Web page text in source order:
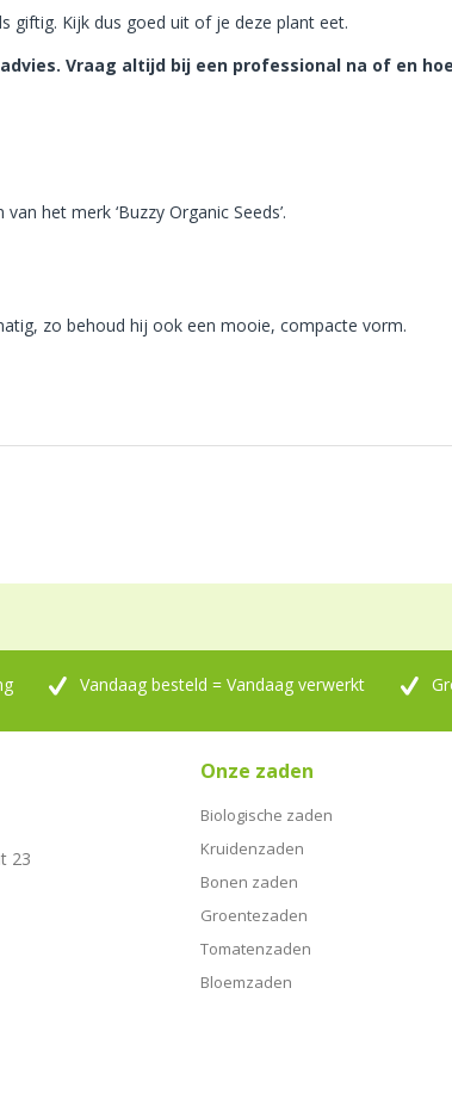
giftig. Kijk dus goed uit of je deze plant eet.
Vraag altijd bij een professional na of en
het merk ‘Buzzy Organic Seeds’.
zo behoud hij ook een mooie, compacte vorm.
Vandaag besteld = Vandaag verwerkt
23
Onze zaden
Biologische zaden
Kruidenzaden
Bonen zaden
Groentezaden
Tomatenzaden
Bloemzaden